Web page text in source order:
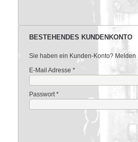
BESTEHENDES KUNDENKONTO
Sie haben ein Kunden-Konto? Melden
*
E-Mail Adresse
*
Passwort